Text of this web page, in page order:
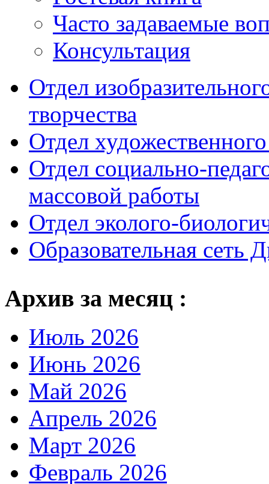
Часто задаваемые
Консультация
Отдел
творчества
Отдел
Отдел социально-
массовой работы
Отдел эколого-
Образовательная сеть
Архив за месяц :
Июль 2026
Июнь 2026
Май 2026
Апрель 2026
Март 2026
Февраль 2026